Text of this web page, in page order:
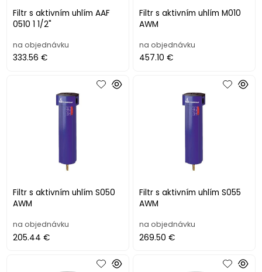
Filtr s aktivním uhlím AAF
0510 1 1/2"
na objednávku
333.56 €
Filtr s aktivním uhlím M010
AWM
na objednávku
457.10 €
Filtr s aktivním uhlím S050
AWM
na objednávku
205.44 €
Filtr s aktivním uhlím S055
AWM
na objednávku
269.50 €